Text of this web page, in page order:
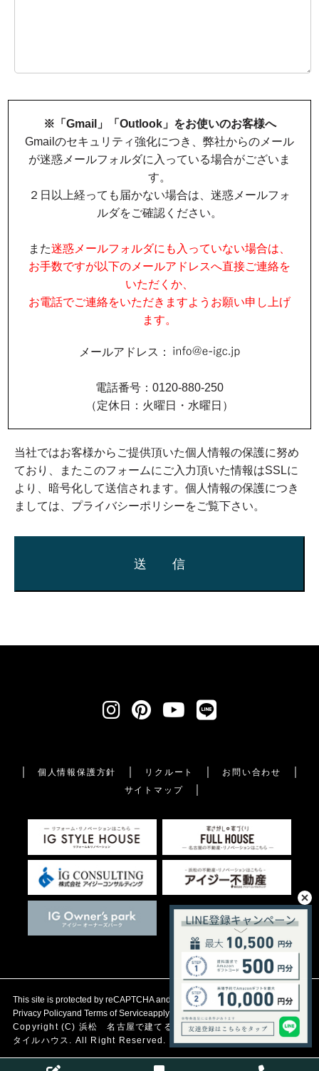
※「Gmail」「Outlook」をお使いのお客様へ
Gmailのセキュリティ強化につき、弊社からのメール
が迷惑メールフォルダに入っている場合がございま
す。
２日以上経っても届かない場合は、迷惑メールフォ
ルダをご確認ください。
また迷惑メールフォルダにも入っていない場合は、
お手数ですが以下のメールアドレスへ直接ご連絡を
いただくか、
お電話でご連絡をいただきますようお願い申し上げ
ます。
メールアドレス：
電話番号：0120-880-250
（定休日：火曜日・水曜日）
当社ではお客様からご提供頂いた個人情報の保護に努め
ており、またこのフォームにご入力頂いた情報はSSLに
より、暗号化して送信されます。個人情報の保護につき
ましては、 プライバシーポリシーをご覧下さい。
個人情報保護方針 リクルート
お問い合わせ
サイトマップ
This site is protected by reCAPTCHA and the Google
Privacy Policyand Terms of Serviceapply.
Copyright (C) 浜松 名古屋で建てる自然素材の注文住宅アイジース
タイルハウス. All Right Reserved.